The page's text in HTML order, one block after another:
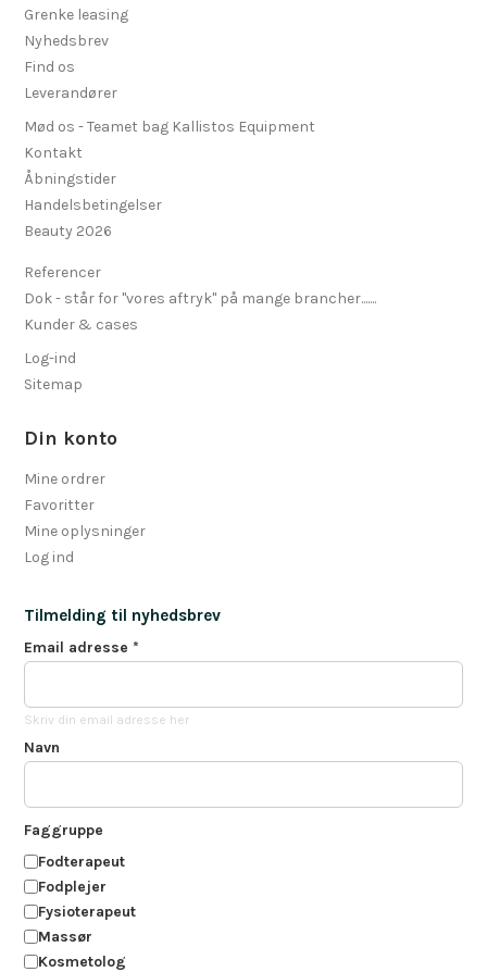
Grenke leasing
Nyhedsbrev
Find os
Leverandører
Mød os - Teamet bag Kallistos Equipment
Kontakt
Åbningstider
Handelsbetingelser
Beauty 2026
Referencer
Dok - står for "vores aftryk" på mange brancher.......
Kunder & cases
Log-ind
Sitemap
Din konto
Mine ordrer
Favoritter
Mine oplysninger
Log ind
Tilmelding til nyhedsbrev
Email adresse*
Skriv din email adresse her
Navn
Faggruppe
Fodterapeut
Fodplejer
Fysioterapeut
Massør
Kosmetolog